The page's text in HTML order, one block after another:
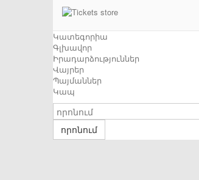
Կատեգորիա
Գլխավոր
Իրադարձություններ
Վայրեր
Պայմաններ
Կապ
որոնում